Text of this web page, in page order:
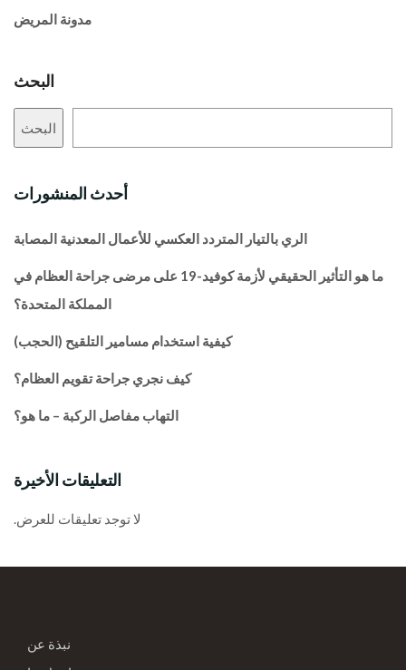
مدونة المريض
البحث
البحث
أحدث المنشورات
الري بالتيار المتردد العكسي للأعمال المعدنية المصابة
ما هو التأثير الحقيقي لأزمة كوفيد-19 على مرضى جراحة العظام في
المملكة المتحدة؟
كيفية استخدام مسامير التلقيح (الحجب)
كيف نجري جراحة تقويم العظام؟
التهاب مفاصل الركبة – ما هو؟
التعليقات الأخيرة
لا توجد تعليقات للعرض.
نبذة عن